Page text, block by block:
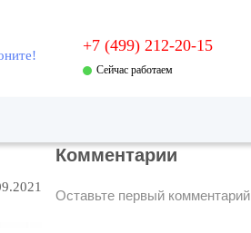
+7 (499) 212-20-15
Сейчас работаем
Комментарии
Оставьте первый комментарий